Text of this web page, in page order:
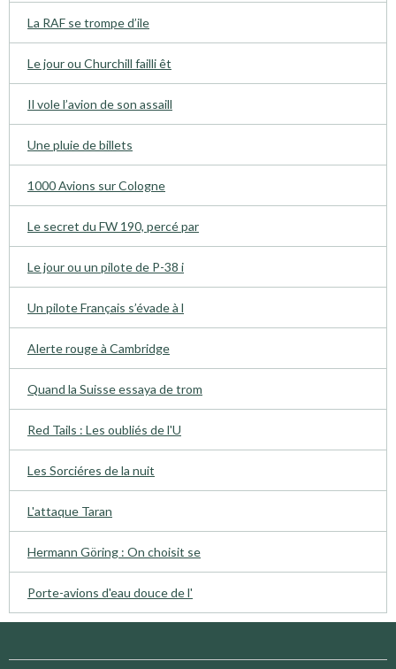
La RAF se trompe d’ile
Le jour ou Churchill failli êt
Il vole l’avion de son assaill
Une pluie de billets
1000 Avions sur Cologne
Le secret du FW 190, percé par
Le jour ou un pilote de P-38 i
Un pilote Français s’évade à l
Alerte rouge à Cambridge
Quand la Suisse essaya de trom
Red Tails : Les oubliés de l'U
Les Sorciéres de la nuit
L'attaque Taran
Hermann Göring : On choisit se
Porte-avions d'eau douce de l'